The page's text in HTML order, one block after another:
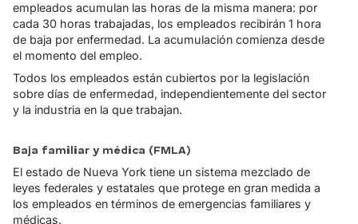
empleados acumulan las horas de la misma manera: por
cada 30 horas trabajadas, los empleados recibirán 1 hora
de baja por enfermedad. La acumulación comienza desde
el momento del empleo.
Todos los empleados están cubiertos por la legislación
sobre días de enfermedad, independientemente del sector
y la industria en la que trabajan.
Baja familiar y médica (FMLA)
El estado de Nueva York tiene un sistema mezclado de
leyes federales y estatales que protege en gran medida a
los empleados en términos de emergencias familiares y
médicas.